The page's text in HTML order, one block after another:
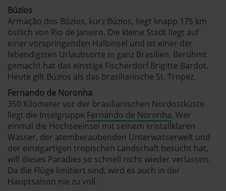
Búzios
Armação dos Búzios, kurz Búzios, liegt knapp 175 km
östlich von Rio de Janeiro. Die kleine Stadt liegt auf
einer vorspringenden Halbinsel und ist einer der
lebendigsten Urlaubsorte in ganz Brasilien. Berühmt
gemacht hat das einstige Fischerdorf Brigitte Bardot.
Heute gilt Búzios als das brasilianische St. Tropez.
Fernando de Noronha
350 Kilometer vor der brasilianischen Nordostküste
liegt die Inselgruppe Fernando de Noronha. Wer
einmal die Hochseeinsel mit seinem kristallklaren
Wasser, der atemberaubenden Unterwasserwelt und
der einzigartigen tropischen Landschaft besucht hat,
will dieses Paradies so schnell nicht wieder verlassen.
Da die Flüge limitiert sind, wird es auch in der
Hauptsaison nie zu voll.